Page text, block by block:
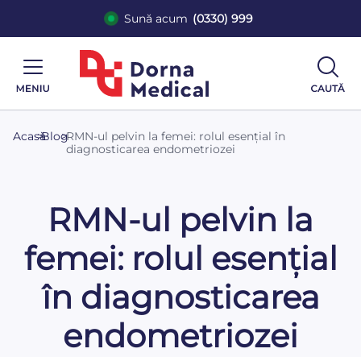
Sună acum (0330) 999
Acasă
>Blog
>RMN-ul pelvin la femei: rolul esențial în
diagnosticarea endometriozei
RMN-ul pelvin la
femei: rolul esențial
în diagnosticarea
endometriozei